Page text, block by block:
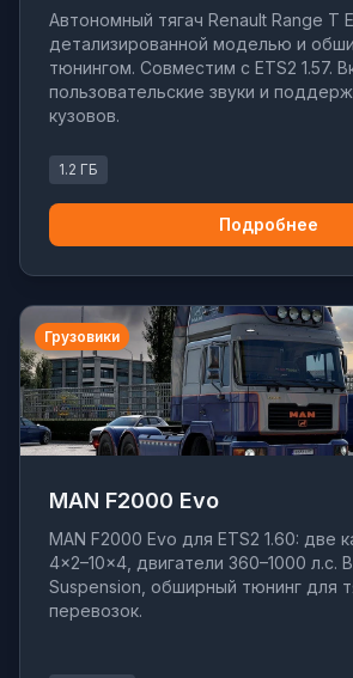
Автономный тягач Renault Range T
детализированной моделью и
тюнингом. Совместим с ETS2 1.57.
пользовательские звуки и
кузовов.
1.2 ГБ
Подробнее
Грузовики
MAN F2000 Evo
MAN F2000 Evo для ETS2 1.60: две
4x2–10x4, двигатели 360–1000 л.с.
Suspension, обширный тюнинг для
перевозок.